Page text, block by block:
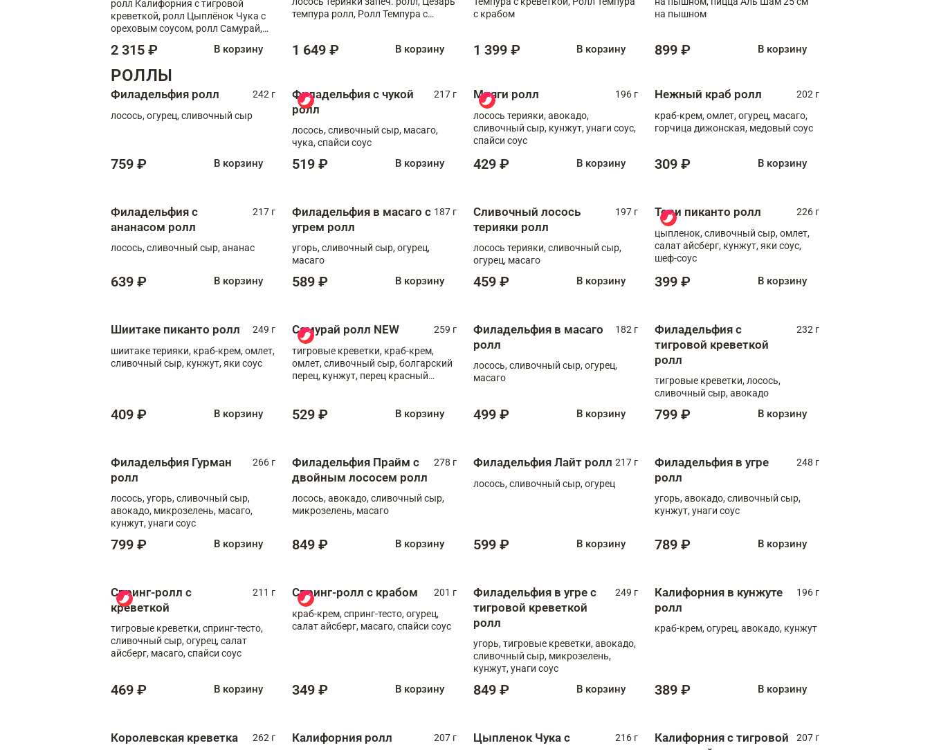
ролл Калифорния с тигровой
креветкой, ролл Цыплёнок Чука с
ореховым соусом, ролл Самурай,
ролл с крабом
2 315 ₽ В корзину
темпура ролл, Ролл Темпура с
1 649 ₽ В корзину
с крабом
1 399 ₽ В корзину
на пышном
899 ₽ В корзину
РОЛЛЫ
Филадельфия ролл
242 г
лосось, огурец, сливочный сыр
759 ₽ В корзину
Филадельфия с чукой
ролл
217 г
лосось, сливочный сыр, масаго,
чука, спайси соус
519 ₽ В корзину
Мияги ролл
196 г
лосось терияки, авокадо,
сливочный сыр, кунжут, унаги соус,
спайси соус
429 ₽ В корзину
Нежный краб ролл
202 г
краб-крем, омлет, огурец, масаго,
горчица дижонская, медовый соус
309 ₽ В корзину
Филадельфия с
ананасом ролл
217 г
лосось, сливочный сыр, ананас
639 ₽ В корзину
Филадельфия в масаго с
угрем ролл
187 г
угорь, сливочный сыр, огурец,
масаго
589 ₽ В корзину
Сливочный лосось
терияки ролл
197 г
лосось терияки, сливочный сыр,
огурец, масаго
459 ₽ В корзину
Тори пиканто ролл
226 г
цыпленок, сливочный сыр, омлет,
салат айсберг, кунжут, яки соус,
шеф-соус
399 ₽ В корзину
Шиитаке пиканто ролл
249 г
шиитаке терияки, краб-крем, омлет,
сливочный сыр, кунжут, яки соус
409 ₽ В корзину
Самурай ролл NEW
259 г
тигровые креветки, краб-крем,
омлет, сливочный сыр, болгарский
перец, кунжут, перец красный
529 ₽ В корзину
Филадельфия в масаго
ролл
182 г
лосось, сливочный сыр, огурец,
масаго
499 ₽ В корзину
Филадельфия с
тигровой креветкой
ролл
232 г
тигровые креветки, лосось,
сливочный сыр, авокадо
799 ₽ В корзину
Филадельфия Гурман
ролл
266 г
лосось, угорь, сливочный сыр,
авокадо, микрозелень, масаго,
кунжут, унаги соус
799 ₽ В корзину
Филадельфия Прайм с
двойным лососем ролл
278 г
лосось, авокадо, сливочный сыр,
микрозелень, масаго
849 ₽ В корзину
Филадельфия Лайт ролл 217 г
лосось, сливочный сыр, огурец
599 ₽ В корзину
Филадельфия в угре
ролл
248 г
угорь, авокадо, сливочный сыр,
кунжут, унаги соус
789 ₽ В корзину
Спринг-ролл с
креветкой
211 г
тигровые креветки, спринг-тесто,
сливочный сыр, огурец, салат
айсберг, масаго, спайси соус
469 ₽ В корзину
Спринг-ролл с крабом
201 г
краб-крем, спринг-тесто, огурец,
салат айсберг, масаго, спайси соус
349 ₽ В корзину
Филадельфия в угре с
тигровой креветкой
ролл
249 г
угорь, тигровые креветки, авокадо,
сливочный сыр, микрозелень,
кунжут, унаги соус
849 ₽ В корзину
Калифорния в кунжуте
ролл
196 г
краб-крем, огурец, авокадо, кунжут
389 ₽ В корзину
Королевская креветка
262 г Калифорния ролл 207 г
Цыпленок Чука с
216 г
Калифорния с тигровой
207 г